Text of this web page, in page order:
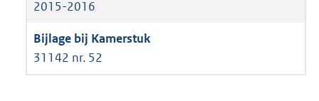
2015-2016
31142 nr. 52